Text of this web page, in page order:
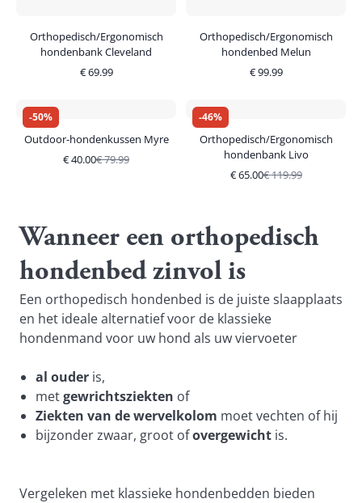
Orthopedisch/Ergonomisch
hondenbank Cleveland
€69.99
Orthopedisch/Ergonomisch
hondenbed Melun
€99.99
-50%
Outdoor-hondenkussen Myre
€40.00€79.99
-46%
Orthopedisch/Ergonomisch
hondenbank Livo
€65.00€119.99
Wanneer een orthopedisch
hondenbed zinvol is
Een orthopedisch hondenbed is de juiste slaapplaats
en het ideale alternatief voor de klassieke
hondenmand voor uw hond als uw viervoeter
al ouder is,
metgewrichtsziekten of
Ziekten van de wervelkolom moet vechten of hij
bijzonder zwaar, groot ofovergewicht is.
Vergeleken met klassieke hondenbedden bieden